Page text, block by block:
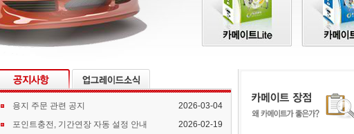
용지 주문 관련 공지
2026-03-04
포인트충전, 기간연장 자동 설정 안내
2026-02-19